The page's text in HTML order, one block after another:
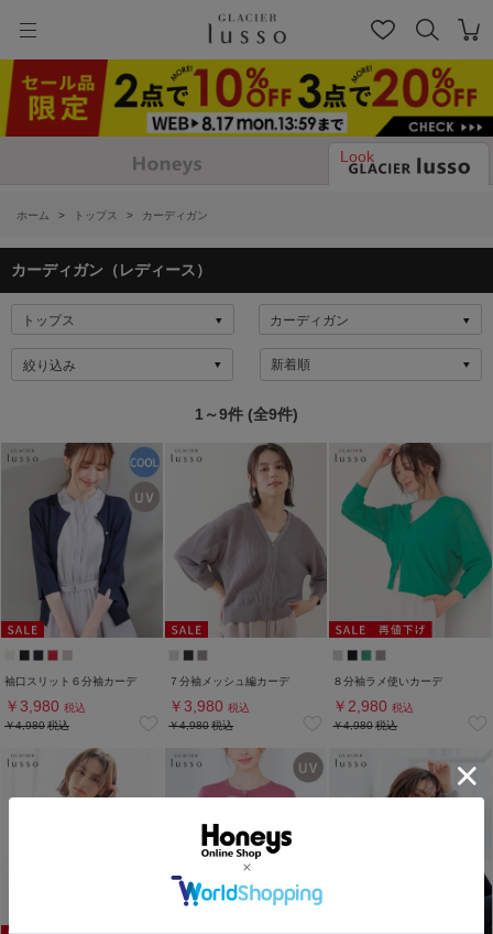
Look
ホーム > トップス > カーディガン
カーディガン（レディース）
絞り込み
1～9件 (全9件)
袖口スリット６分袖カーデ
￥3,980 税込
￥4,980税込
７分袖メッシュ編カーデ
￥3,980 税込
￥4,980税込
８分袖ラメ使いカーデ
￥2,980 税込
￥4,980税込